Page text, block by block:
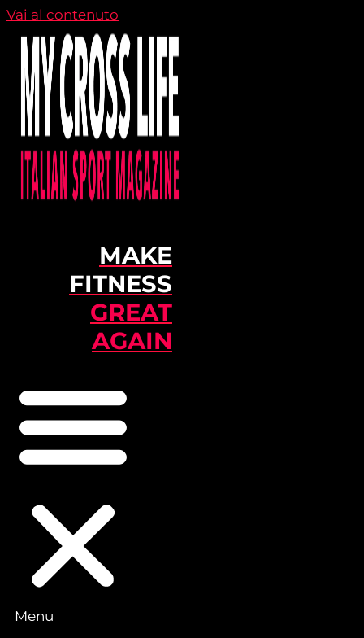
Vai al contenuto
MAKE
FITNESS
GREAT
AGAIN
Menu